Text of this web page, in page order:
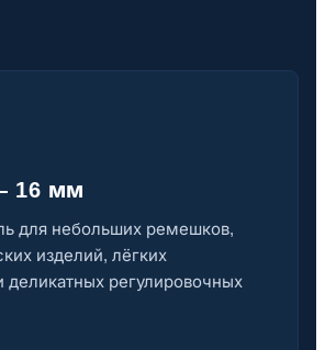
16 мм
для небольших ремешков,
изделий, лёгких
деликатных регулировочных